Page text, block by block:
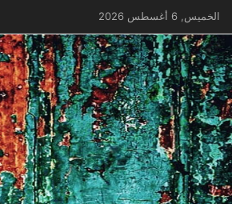
الخميس, 6 أغسطس 2026